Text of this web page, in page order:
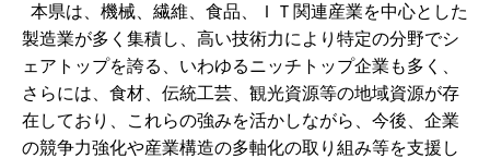
本県は、機械、繊維、食品、ＩＴ関連産業を中心とした
製造業が多く集積し、高い技術力により特定の分野でシ
ェアトップを誇る、いわゆるニッチトップ企業も多く、
さらには、食材、伝統工芸、観光資源等の地域資源が存
在しており、これらの強みを活かしながら、今後、企業
の競争力強化や産業構造の多軸化の取り組み等を支援し